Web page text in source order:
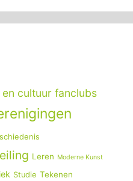
en cultuur fanclubs
Leren Moderne Kunst
Studie Tekenen